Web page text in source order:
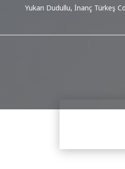
Yukarı Dudullu, İnanç Türkeş